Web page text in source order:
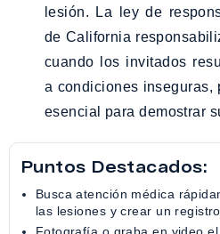
lesión. La ley de
de California
cuando los invitados
a condiciones inseguras,
esencial para demostrar
Puntos Destacados:
Busca atención médica rápidamente para documentar
las lesiones y crear un
Fotografía o graba en video el peligro antes de limpiarlo